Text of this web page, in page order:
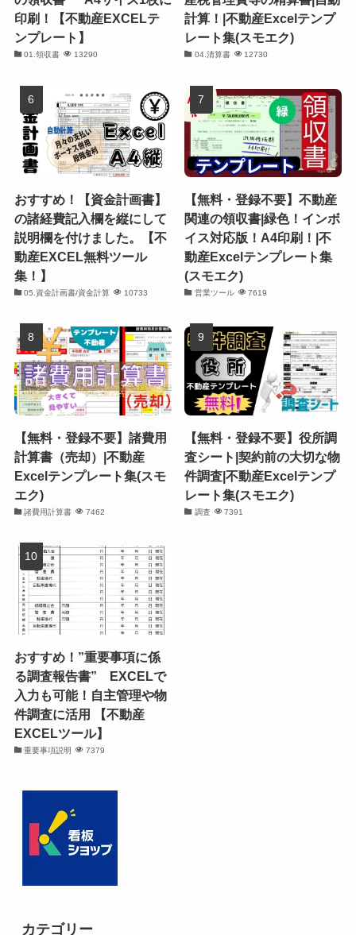
印刷！【不動産EXCELテ
ンプレート】
01.領収書 13290
計算！|不動産Excelテンプ
レート集(スモエク)
04.清算書 12730
おすすめ！【資金計画書】
の諸経費記入欄を縦にして
説明欄を付けました。【不
動産EXCEL無料ツール
集！】
05.資金計画書/資金計算 10733
【無料・登録不要】不動産
関連の領収書|緑色！インボ
イス対応版！A4印刷！|不
動産Excelテンプレート集
(スモエク)
営業ツール 7619
【無料・登録不要】諸費用
計算書（売却）|不動産
Excelテンプレート集(スモ
エク)
諸費用計算書 7462
【無料・登録不要】役所調
査シート|契約前の大切な物
件調査|不動産Excelテンプ
レート集(スモエク)
調査 7391
おすすめ！”重要事項に係
る調査報告書” EXCELで
入力も可能！自主管理や物
件調査に活用 【不動産
EXCELツール】
重要事項説明 7379
カテゴリー